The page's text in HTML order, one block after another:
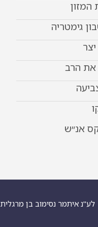
המזון
גימטריה
הרב
אנ״ש
לע"נ איתמר נסימוב בן מרגלית